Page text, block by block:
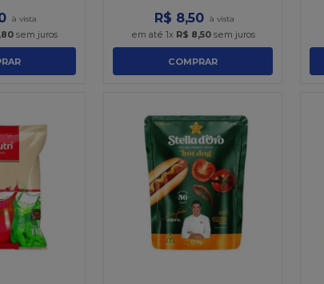
,80 sem juros
R$ 8,50
em até 1x R$ 8,50sem juros
COMPRAR